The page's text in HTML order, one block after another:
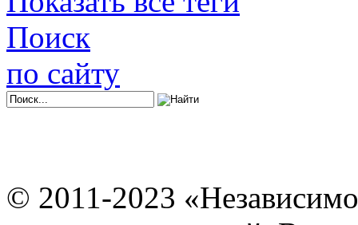
Поиск
по сайту
© 2011-2023